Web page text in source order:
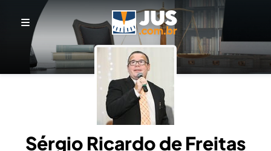
Sérgio Ricardo de Freitas